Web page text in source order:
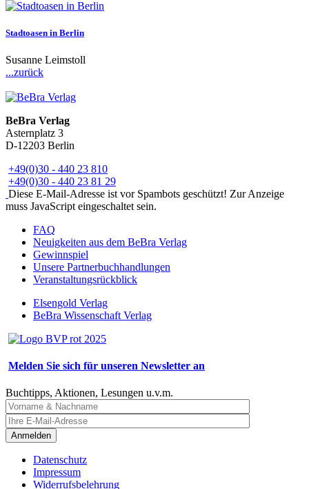
Stadtoasen in Berlin
Susanne Leimstoll
...zurück
BeBra Verlag
Asternplatz 3
D-12203 Berlin
+49(0)30 - 440 23 810
+49(0)30 - 440 23 81 29
Diese E-Mail-Adresse ist vor Spambots geschützt! Zur Anzeige
muss JavaScript eingeschaltet sein.
FAQ
Neuigkeiten aus dem BeBra Verlag
Gewinnspiel
Unsere Partnerbuchhandlungen
Veranstaltungsrückblick
Elsengold Verlag
BeBra Wissenschaft Verlag
Melden Sie sich für unseren Newsletter an
Buchtipps, Aktionen, Lesungen u.v.m.
Anmelden
Datenschutz
Impressum
Widerrufsbelehrung